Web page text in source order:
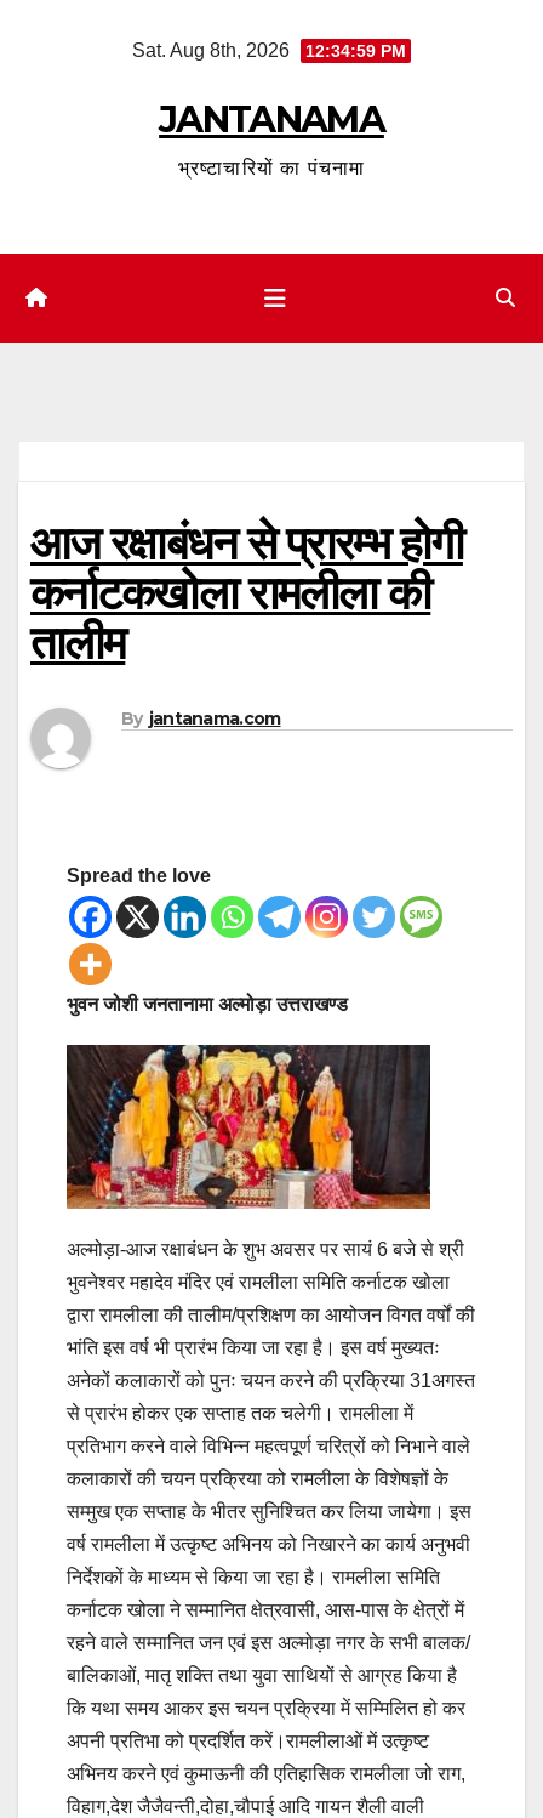
Sat. Aug 8th, 2026 12:35:00 PM
JANTANAMA
भ्रष्टाचारियों का पंचनामा
आज रक्षाबंधन से प्रारम्भ होगी
कर्नाटकखोला रामलीला की
तालीम
By jantanama.com
Spread the love
भुवन जोशी जनतानामा अल्मोड़ा उत्तराखण्ड
अल्मोड़ा-आज रक्षाबंधन के शुभ अवसर पर सायं 6 बजे से श्री
भुवनेश्वर महादेव मंदिर एवं रामलीला समिति कर्नाटक खोला
द्वारा रामलीला की तालीम/प्रशिक्षण का आयोजन विगत वर्षों की
भांति इस वर्ष भी प्रारंभ किया जा रहा है। इस वर्ष मुख्यतः
अनेकों कलाकारों को पुनः चयन करने की प्रक्रिया 31अगस्त
से प्रारंभ होकर एक सप्ताह तक चलेगी। रामलीला में
प्रतिभाग करने वाले विभिन्न महत्वपूर्ण चरित्रों को निभाने वाले
कलाकारों की चयन प्रक्रिया को रामलीला के विशेषज्ञों के
सम्मुख एक सप्ताह के भीतर सुनिश्चित कर लिया जायेगा। इस
वर्ष रामलीला में उत्कृष्ट अभिनय को निखारने का कार्य अनुभवी
निर्देशकों के माध्यम से किया जा रहा है। रामलीला समिति
कर्नाटक खोला ने सम्मानित क्षेत्रवासी, आस-पास के क्षेत्रों में
रहने वाले सम्मानित जन एवं इस अल्मोड़ा नगर के सभी बालक/
बालिकाओं, मातृ शक्ति तथा युवा साथियों से आग्रह किया है
कि यथा समय आकर इस चयन प्रक्रिया में सम्मिलित हो कर
अपनी प्रतिभा को प्रदर्शित करें।रामलीलाओं में उत्कृष्ट
अभिनय करने एवं कुमाऊनी की एतिहासिक रामलीला जो राग,
विहाग,देश जैजैवन्ती,दोहा,चौपाई आदि गायन शैली वाली